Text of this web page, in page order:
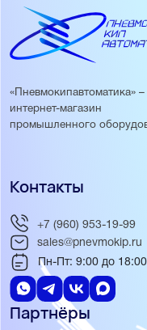
«Пневмокипавтоматика» –
интернет-магазин
промышленного
Партнёры
Контакты
+7 (960) 953-19-99
sales@pnevmokip.ru
Пн-Пт: 9:00 до 18:00